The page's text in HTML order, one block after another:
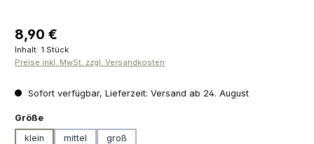
Regulärer Preis:
8,90 €
Inhalt: 1 Stück
Preise inkl. MwSt. zzgl. Versandkosten
Sofort verfügbar, Lieferzeit: Versand ab 24. August
Größeauswählen
klein
mittel groß